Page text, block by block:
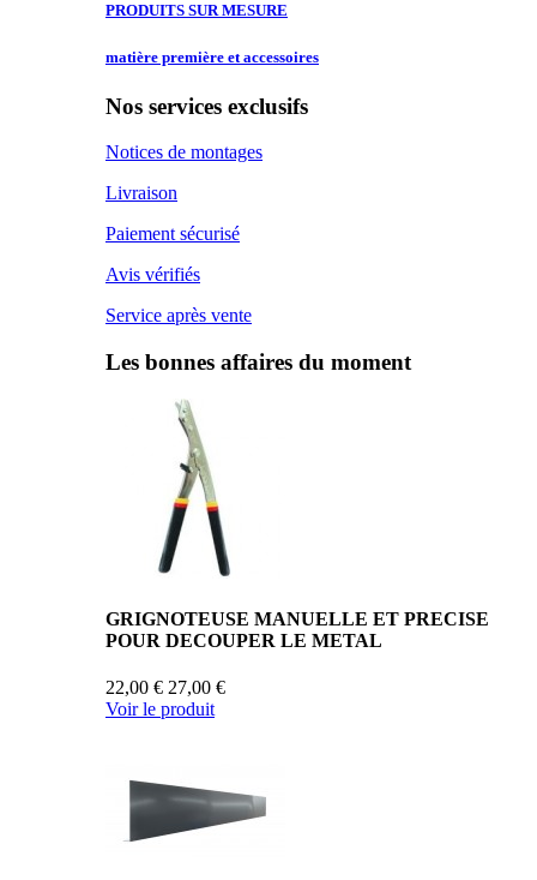
PRODUITS SURMESURE
matière première et accessoires
Nos services exclusifs
Notices de montages
Livraison
Paiement sécurisé
Avis vérifiés
Service après vente
Les bonnes affaires du moment
GRIGNOTEUSE MANUELLE ET PRECISE
POUR DECOUPER LE METAL
22,00 € 27,00 €
Voir le produit